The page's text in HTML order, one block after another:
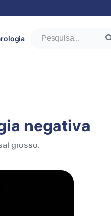
negativa
grosso.